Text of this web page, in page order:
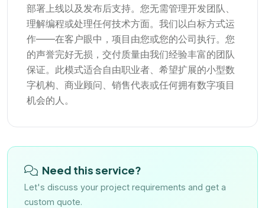
部署上线以及发布后支持。您无需管理开发团队、
理解编程或处理任何技术方面。我们以白标方式运
作——在客户眼中，项目由您或您的公司执行。您
的声誉完好无损，交付质量由我们经验丰富的团队
保证。此模式适合自由职业者、希望扩展的小型数
字机构、商业顾问、销售代表或任何拥有数字项目
机会的人。
Need this service?
Let's discuss your project requirements and get a
custom quote.